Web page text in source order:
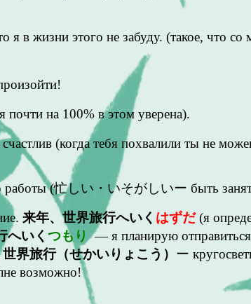
я в жизни этого не забуду. (такое, что со
на 100% в этом уверена).
(когда тебя похвалили ты не
работы (忙しい・いそがしいー быть
来年、世界旅行へいく はずだ(я
へいく つもり — я планирую отправиться
世界旅行（せかいりょこう） ー
возможно!